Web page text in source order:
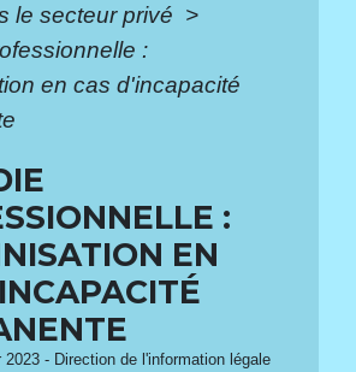
le secteur privé >
:
en cas d'incapacité
:
EN
2023 - Direction de l'information légale